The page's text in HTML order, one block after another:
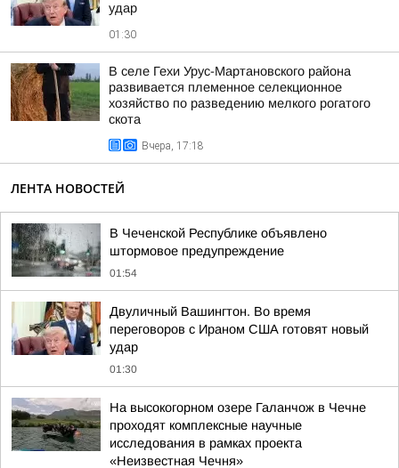
удар
01:30
В селе Гехи Урус-Мартановского района
развивается племенное селекционное
хозяйство по разведению мелкого рогатого
скота
Вчера, 17:18
ЛЕНТА НОВОСТЕЙ
В Чеченской Республике объявлено
штормовое предупреждение
01:54
Двуличный Вашингтон. Во время
переговоров с Ираном США готовят новый
удар
01:30
На высокогорном озере Галанчож в Чечне
проходят комплексные научные
исследования в рамках проекта
«Неизвестная Чечня»